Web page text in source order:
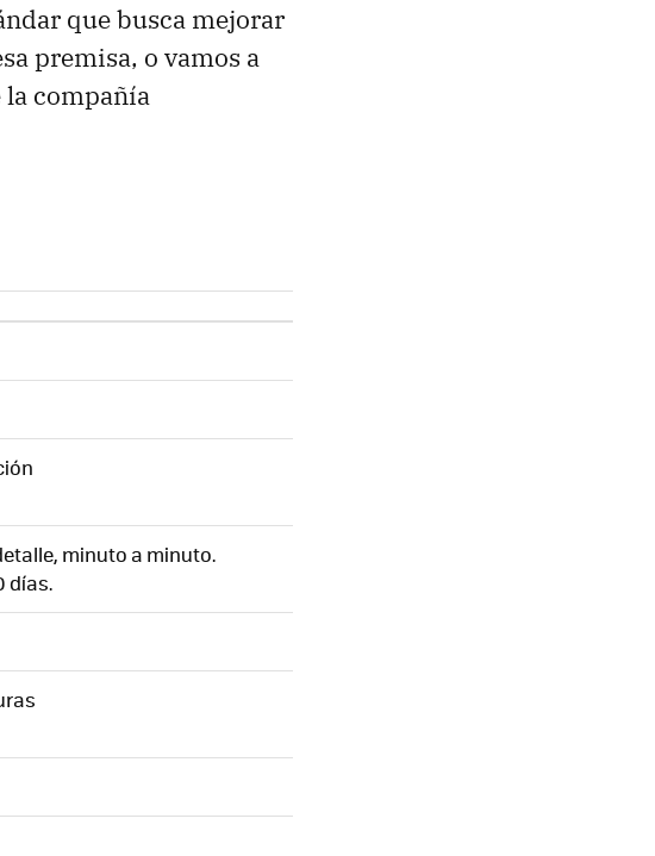
que busca mejorar
premisa, o vamos a
la compañía
minuto a minuto.
días.